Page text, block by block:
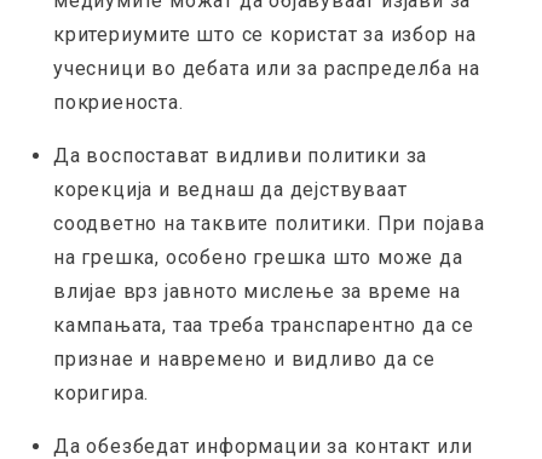
критериумите што се користат за избор на
учесници во дебата или за распределба на
покриеноста.
Да воспостават видливи политики за
корекција и веднаш да дејствуваат
соодветно на таквите политики. При појава
на грешка, особено грешка што може да
влијае врз јавното мислење за време на
кампањата, таа треба транспарентно да се
признае и навремено и видливо да се
коригира.
Да обезбедат информации за контакт или